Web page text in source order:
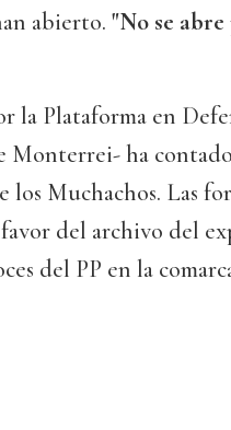
abierto. "No se
la Plataforma en
Monterrei- ha
los Muchachos. Las
del archivo del
del PP en la